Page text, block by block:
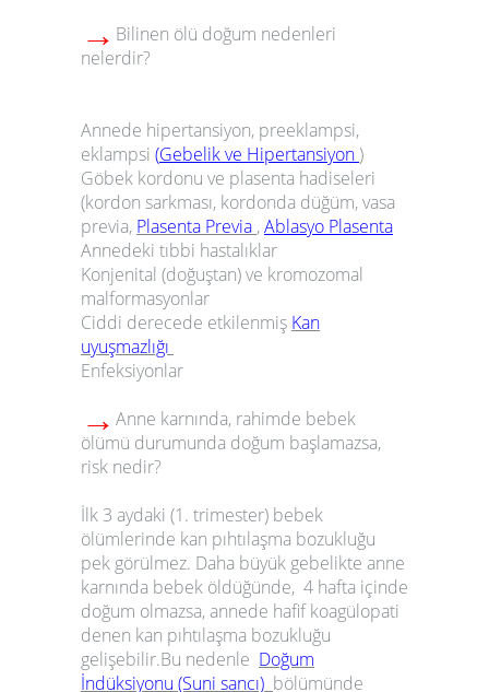
→ Bilinen ölü doğum nedenleri
nelerdir?
Annede hipertansiyon, preeklampsi,
eklampsi (Gebelik ve Hipertansiyon)
Göbek kordonu ve plasenta hadiseleri
(kordon sarkması, kordonda düğüm, vasa
previa, Plasenta Previa ,Ablasyo Plasenta
Annedeki tıbbi hastalıklar
Konjenital (doğuştan) ve kromozomal
malformasyonlar
Ciddi derecede etkilenmiş Kan
uyuşmazlığı
Enfeksiyonlar
→ Anne karnında, rahimde bebek
ölümü durumunda doğum başlamazsa,
risk nedir?
İlk 3 aydaki (1. trimester) bebek
ölümlerinde kan pıhtılaşma bozukluğu
pek görülmez. Daha büyük gebelikte anne
karnında bebek öldüğünde, 4 hafta içinde
doğum olmazsa, annede hafif koagülopati
denen kan pıhtılaşma bozukluğu
gelişebilir.Bu nedenle Doğum
İndüksiyonu (Suni sancı) bölümünde